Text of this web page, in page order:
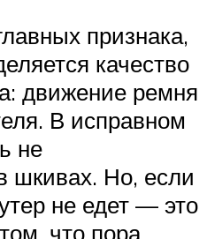
признака,
качество
движение ремня
В исправном
не
шкивах. Но, если
не едет — это
что пора